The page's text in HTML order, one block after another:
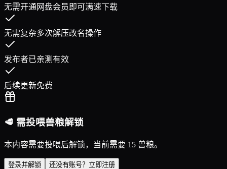
无需开通网盘会员即可满速下载
无需复杂多次解压改名操作
发布者已亲测有效
后续更新免费
🥩 需投喂兽粮解锁
本内容需要投喂后解锁，当前需要 15 兽粮。
登录并解锁 还没有账号？立即注册